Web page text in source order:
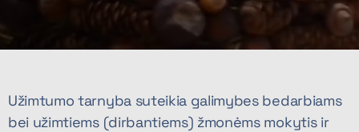
Užimtumo tarnyba suteikia galimybes bedarbiams
bei užimtiems (dirbantiems) žmonėms mokytis ir